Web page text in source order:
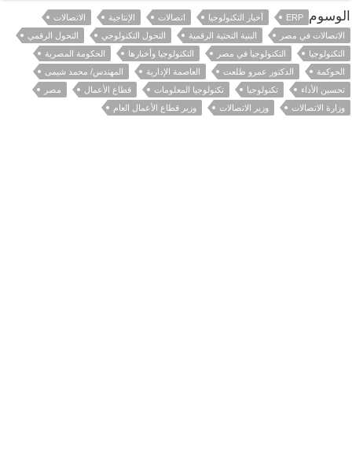
الوسوم ERP أخبار التكنولوجيا اتصالات الإنتاجية
الاتصالات
الاتصالات في مصر
البنية التحتية الرقمية التحول التكنولوجي
التحول الرقمي
التكنولوجيا
التكنولوجيا في مصر التكنولوجيا وأخبارها
الحكومة المصرية
الحوكمة
الدكتور عمرو طلعت العاصمة الإدارية
المهندس/ محمد شيمى
تحسين الأداء
تكنولوجيا تكنولوجيا المعلومات قطاع الأعمال
مصر
وزارة الاتصالات
وزير الاتصالات وزير قطاع الأعمال العام